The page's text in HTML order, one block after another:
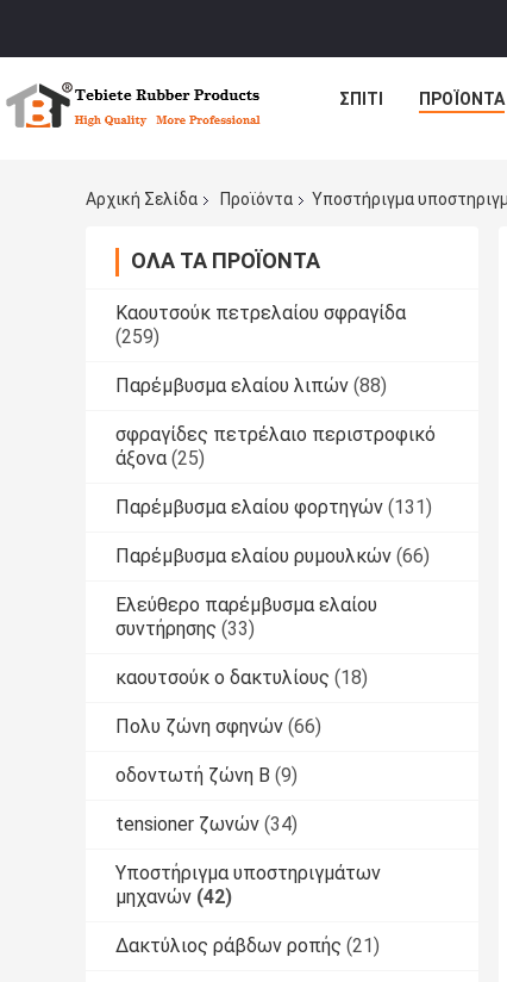
ΣΠΊΤΙ ΠΡΟΪΌΝΤΑ
Αρχική Σελίδα Προϊόντα Υποστήριγμα
ΌΛΑ ΤΑ ΠΡΟΪΌΝΤΑ
Καουτσούκ πετρελαίου σφραγίδα
(259)
Παρέμβυσμα ελαίου λιπών (88)
σφραγίδες πετρέλαιο περιστροφικό
άξονα (25)
Παρέμβυσμα ελαίου φορτηγών (131)
Παρέμβυσμα ελαίου ρυμουλκών (66)
Ελεύθερο παρέμβυσμα ελαίου
συντήρησης (33)
καουτσούκ o δακτυλίους (18)
Πολυ ζώνη σφηνών (66)
οδοντωτή ζώνη Β (9)
tensioner ζωνών (34)
Υποστήριγμα υποστηριγμάτων
μηχανών (42)
Δακτύλιος ράβδων ροπής (21)